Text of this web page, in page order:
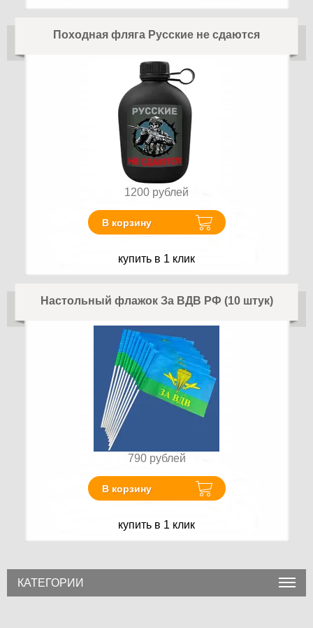
Походная фляга Русские не сдаются
1200 рублей
В корзину
купить в 1 клик
Настольный флажок За ВДВ РФ (10 штук)
790 рублей
В корзину
купить в 1 клик
КАТЕГОРИИ